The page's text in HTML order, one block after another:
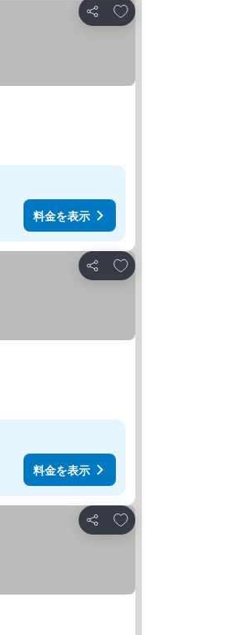
シェア
お気に入りに追加
料金を表示
シェア
お気に入りに追加
料金を表示
シェア
お気に入りに追加